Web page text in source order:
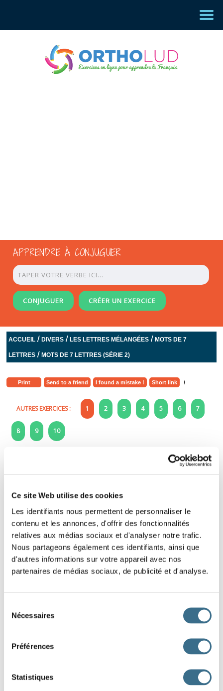
Ce site Web utilise des cookies
Les identifiants nous permettent de personnaliser le
contenu et les annonces, d'offrir des fonctionnalités
relatives aux médias sociaux et d'analyser notre trafic.
Nous partageons également ces identifiants, ainsi que
d'autres informations sur votre appareil avec nos
partenaires de médias sociaux, de publicité et d'analyse.
Nécessaires
Préférences
Statistiques
APPRENDRE À CONJUGUER
CONJUGUER CRÉER UN EXERCICE
ACCUEIL /DIVERS /LES LETTRES MÉLANGÉES /MOTS DE 7
LETTRES /MOTS DE 7 LETTRES (SÉRIE 2)
Print Send to a friend I found a mistake ! Short link
AUTRES EXERCICES : 1 2 3 4 5 6 7
8 9 10
1 - Lettres mélangées : Mot de 7 lettres
ordre.
Indice : Carnet
P E C N A L I
DONE!